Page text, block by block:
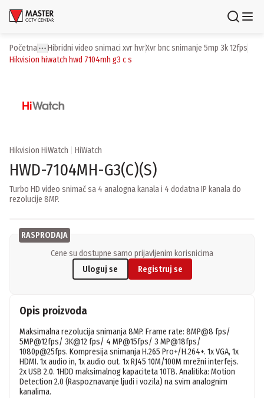
Uloguj se Registruj se
Brendovi
Usluge i rešenja
O nama
Zaposlenje
Newsletter
Početna More
Toggle menu
hibridni video snimaci xvr hvr xvr bnc snimanje 5mp 3k 12fps
hikvision hiwatch hwd 7104mh g3 c s
Hikvision HiWatch HiWatch
HWD-7104MH-G3(C)(S)
Turbo HD video snimač sa 4 analogna kanala i 4 dodatna IP kanala do
rezolucije 8MP.
RASPRODAJA
Cene su dostupne samo prijavljenim korisnicima
Uloguj se
Registruj se
Opis proizvoda
Maksimalna rezolucija snimanja 8MP. Frame rate: 8MP@8 fps/
5MP@12fps/ 3K@12 fps/ 4 MP@15fps/ 3 MP@18fps/
1080p@25fps. Kompresija snimanja H.265 Pro+/H.264+. 1x VGA, 1x
HDMI. 1x audio in, 1x audio out. 1x RJ45 10M/100M mrežni interfejs.
2x USB 2.0. 1HDD maksimalnog kapaciteta 10TB. Analitika: Motion
Detection 2.0 (Raspoznavanje ljudi i vozila) na svim analognim
kanalima.